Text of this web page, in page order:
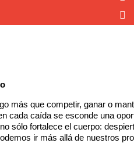
más que competir, ganar o
cada caída se esconde una
sólo fortalece el cuerpo:
ir más allá de nuestros